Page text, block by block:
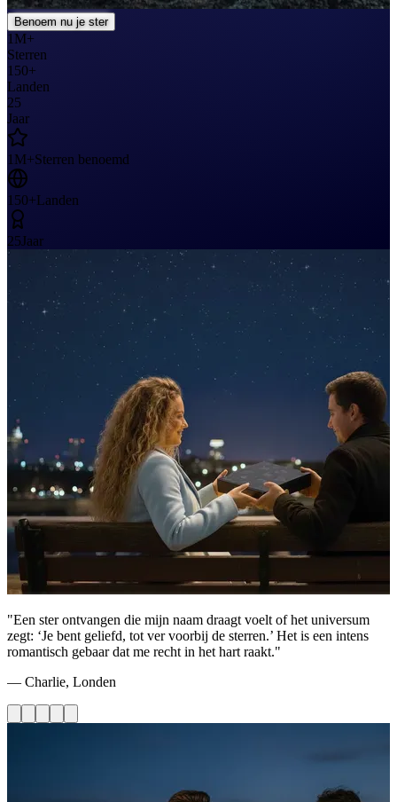
Benoem nu je ster
1M+
Sterren
150+
Landen
25
Jaar
1M+Sterren benoemd
150+Landen
25Jaar
"Een ster ontvangen die mijn naam draagt voelt of het universum
zegt: ‘Je bent geliefd, tot ver voorbij de sterren.’ Het is een intens
romantisch gebaar dat me recht in het hart raakt."
— Charlie, Londen